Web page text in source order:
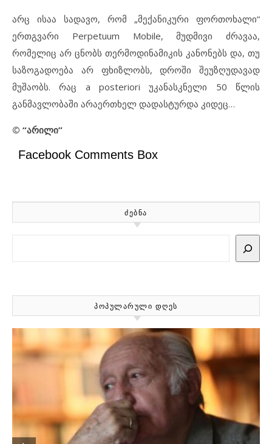
არც ისაა სადავო, რომ „მექანიკური ფორთოხალი“
ერთგვარი Perpetuum Mobile, მუდმივი ძრავაა,
რომელიც არ ცნობს თერმოდინამიკის კანონებს და, თუ
საზოგადოება არ ფხიზლობს, დროში შეუზღუდავად
მუშაობს. რაც a posteriori უკანასკნელი 50 წლის
განმავლობაში არაერთხელ დადასტურდა კიდეც…
© “არილი”
Facebook Comments Box
ᲫᲔᲑᲜᲐ
ᲞᲝᲞᲣᲚᲐᲠᲣᲚᲘ ᲓᲦᲔᲡ